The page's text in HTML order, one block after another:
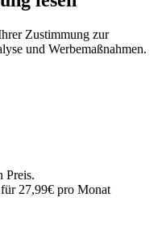
Zustimmung zur
und Werbemaßnahmen.
Preis.
27,99€ pro Monat